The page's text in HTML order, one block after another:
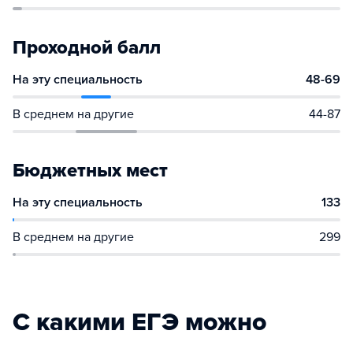
Проходной балл
На эту специальность 48-69
В среднем на другие 44-87
Бюджетных мест
На эту специальность 133
В среднем на другие 299
С какими ЕГЭ можно